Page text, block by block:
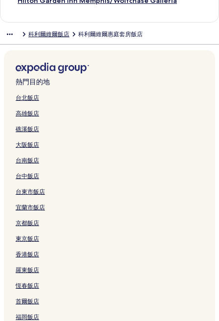
n
w
n
的
連
a
m
p
h
i
I
4
0
E
a
t
連
結
t
n
的
連
結
d
n
C
o
r
o
a
H
o
m
的
結
t
e
m
p
h
s
r
l
i
n
t
n
的
連
結
t
r
m
a
n
o
n
,
T
N
連
M
e
h
i
s
的
結
結
l
e
r
v
i
l
的
連
結
m
t
o
w
n
o
t
h
的
連
n
m
p
h
i
A
r
p
o
r
的
結
o
l
&
S
u
t
s
M
e
m
h
s
/
G
e
r
m
n
o
w
n
b
I
的
連
s
M
a
r
r
o
t
M
e
m
h
s
G
e
r
m
a
t
w
n
的
連
的
&
i
t
e
s
y
a
r
r
i
t
M
e
m
p
h
i
G
r
m
a
n
o
i
s
b
y
H
l
o
n
M
e
p
i
s
-
G
e
r
a
t
o
w
n
連
e
d
e
r
n
a
o
r
的
連
d
a
y
A
m
r
c
a
S
e
e
t
S
u
i
t
e
M
m
p
h
i
C
n
r
d
e
n
n
M
e
m
p
i
/
W
o
l
f
c
a
e
G
a
l
e
科利爾維爾飯店 科利爾維爾惠庭套房飯店
熱門目的地
台北飯店
高雄飯店
礁溪飯店
大阪飯店
台南飯店
台中飯店
台東市飯店
宜蘭市飯店
京都飯店
東京飯店
香港飯店
羅東飯店
恆春飯店
首爾飯店
福岡飯店